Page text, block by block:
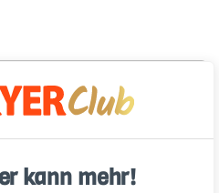
kann mehr!
und Gewürze